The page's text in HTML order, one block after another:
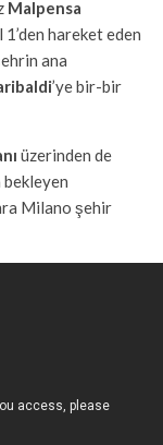
Malpensa
hareket eden
ana
’ye bir-bir
üzerinden de
bekleyen
Milano şehir